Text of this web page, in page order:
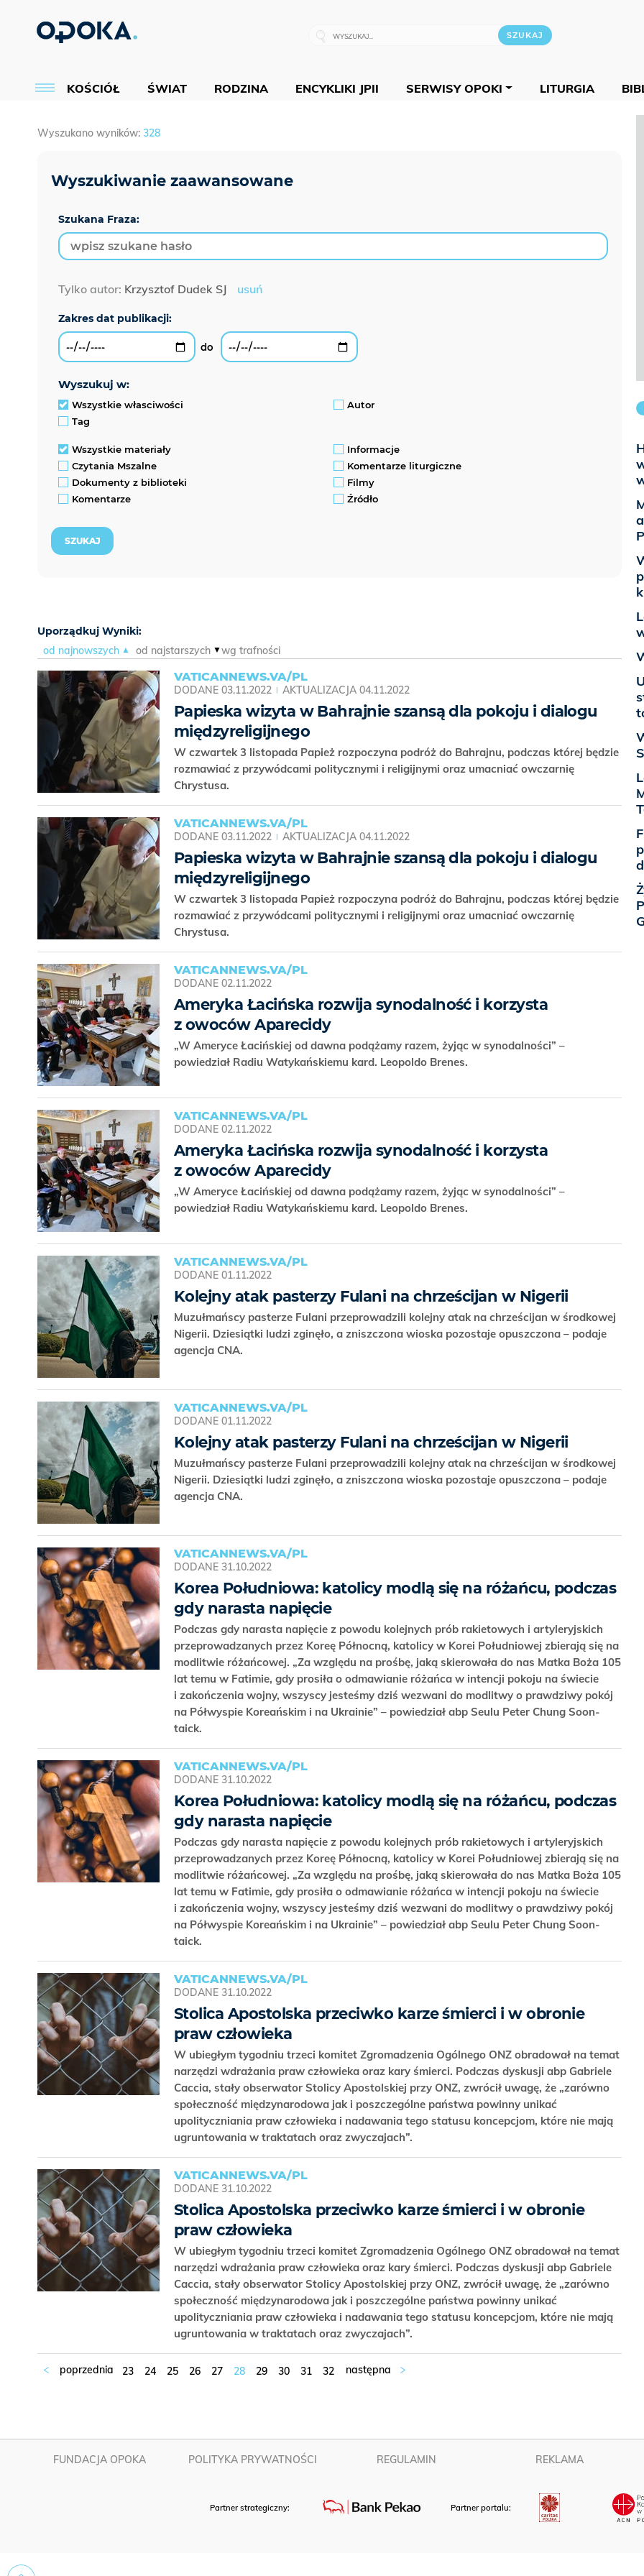
KOŚCIÓŁ ŚWIAT RODZINA ENCYKLIKI JPII SERWISY OPOKI LITURGIA
Wyszukano wyników: 328
Szukana Fraza:
Tylko autor: Krzysztof Dudek SJ usuń
wyszukuj w:
Wszystkie własciwości
Autor
Tag
Wszystkie materiały
Informacje
Czytania Mszalne
Komentarze liturgiczne
Dokumenty z biblioteki
Filmy
Komentarze
Źródło
Uporządkuj Wyniki:
od najnowszych
od najstarszych wg trafności
VATICANNEWS.VA/PL
DODANE 03.11.2022 AKTUALIZACJA 04.11.2022
Papieska wizyta w Bahrajnie szansą dla pokoju i dialogu
międzyreligijnego
W czwartek 3 listopada Papież rozpoczyna podróż do Bahrajnu, podczas której będzie
rozmawiać z przywódcami politycznymi i religijnymi oraz umacniać owczarnię
Chrystusa.
VATICANNEWS.VA/PL
DODANE 03.11.2022 AKTUALIZACJA 04.11.2022
Papieska wizyta w Bahrajnie szansą dla pokoju i dialogu
międzyreligijnego
W czwartek 3 listopada Papież rozpoczyna podróż do Bahrajnu, podczas której będzie
rozmawiać z przywódcami politycznymi i religijnymi oraz umacniać owczarnię
Chrystusa.
VATICANNEWS.VA/PL
DODANE 02.11.2022
Ameryka Łacińska rozwija synodalność i korzysta
z owoców Aparecidy
„W Ameryce Łacińskiej od dawna podążamy razem, żyjąc w synodalności” –
powiedział Radiu Watykańskiemu kard. Leopoldo Brenes.
VATICANNEWS.VA/PL
DODANE 02.11.2022
Ameryka Łacińska rozwija synodalność i korzysta
z owoców Aparecidy
„W Ameryce Łacińskiej od dawna podążamy razem, żyjąc w synodalności” –
powiedział Radiu Watykańskiemu kard. Leopoldo Brenes.
VATICANNEWS.VA/PL
DODANE 01.11.2022
Kolejny atak pasterzy Fulani na chrześcijan w Nigerii
Muzułmańscy pasterze Fulani przeprowadzili kolejny atak na chrześcijan w środkowej
Nigerii. Dziesiątki ludzi zginęło, a zniszczona wioska pozostaje opuszczona – podaje
agencja CNA.
VATICANNEWS.VA/PL
DODANE 01.11.2022
Kolejny atak pasterzy Fulani na chrześcijan w Nigerii
Muzułmańscy pasterze Fulani przeprowadzili kolejny atak na chrześcijan w środkowej
Nigerii. Dziesiątki ludzi zginęło, a zniszczona wioska pozostaje opuszczona – podaje
agencja CNA.
VATICANNEWS.VA/PL
DODANE 31.10.2022
Korea Południowa: katolicy modlą się na różańcu, podczas
gdy narasta napięcie
Podczas gdy narasta napięcie z powodu kolejnych prób rakietowych i artyleryjskich
przeprowadzanych przez Koreę Północną, katolicy w Korei Południowej zbierają się na
modlitwie różańcowej. „Za względu na prośbę, jaką skierowała do nas Matka Boża 105
lat temu w Fatimie, gdy prosiła o odmawianie różańca w intencji pokoju na świecie
i zakończenia wojny, wszyscy jesteśmy dziś wezwani do modlitwy o prawdziwy pokój
na Półwyspie Koreańskim i na Ukrainie” – powiedział abp Seulu Peter Chung Soon-
taick.
VATICANNEWS.VA/PL
DODANE 31.10.2022
Korea Południowa: katolicy modlą się na różańcu, podczas
gdy narasta napięcie
Podczas gdy narasta napięcie z powodu kolejnych prób rakietowych i artyleryjskich
przeprowadzanych przez Koreę Północną, katolicy w Korei Południowej zbierają się na
modlitwie różańcowej. „Za względu na prośbę, jaką skierowała do nas Matka Boża 105
lat temu w Fatimie, gdy prosiła o odmawianie różańca w intencji pokoju na świecie
i zakończenia wojny, wszyscy jesteśmy dziś wezwani do modlitwy o prawdziwy pokój
na Półwyspie Koreańskim i na Ukrainie” – powiedział abp Seulu Peter Chung Soon-
taick.
VATICANNEWS.VA/PL
DODANE 31.10.2022
Stolica Apostolska przeciwko karze śmierci i w obronie
praw człowieka
W ubiegłym tygodniu trzeci komitet Zgromadzenia Ogólnego ONZ obradował na temat
narzędzi wdrażania praw człowieka oraz kary śmierci. Podczas dyskusji abp Gabriele
Caccia, stały obserwator Stolicy Apostolskiej przy ONZ, zwrócił uwagę, że „zarówno
społeczność międzynarodowa jak i poszczególne państwa powinny unikać
upolityczniania praw człowieka i nadawania tego statusu koncepcjom, które nie mają
ugruntowania w traktatach oraz zwyczajach”.
VATICANNEWS.VA/PL
DODANE 31.10.2022
Stolica Apostolska przeciwko karze śmierci i w obronie
praw człowieka
W ubiegłym tygodniu trzeci komitet Zgromadzenia Ogólnego ONZ obradował na temat
narzędzi wdrażania praw człowieka oraz kary śmierci. Podczas dyskusji abp Gabriele
Caccia, stały obserwator Stolicy Apostolskiej przy ONZ, zwrócił uwagę, że „zarówno
społeczność międzynarodowa jak i poszczególne państwa powinny unikać
upolityczniania praw człowieka i nadawania tego statusu koncepcjom, które nie mają
ugruntowania w traktatach oraz zwyczajach”.
23 24 25 26 27 28 29 30 31 32
FUNDACJA OPOKA POLITYKA PRYWATNOŚCI REGULAMIN REKLAMA
Partner strategiczny: Partner portalu: